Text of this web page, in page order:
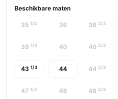
Beschikbare maten
43 1/3 44
35 1/2 36 36 2/3
39 1/3 40 40 2/3
44 2/3
47 1/3 48 48 2/3